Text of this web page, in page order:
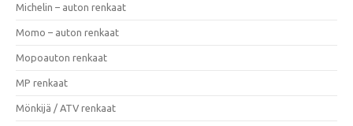
Michelin – auton renkaat
Momo – auton renkaat
Mopoauton renkaat
MP renkaat
Mönkijä / ATV renkaat